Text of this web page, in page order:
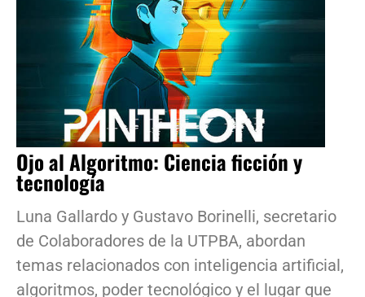
Ojo al Algoritmo: Ciencia ficción y
tecnología
Luna Gallardo y Gustavo Borinelli, secretario
de Colaboradores de la UTPBA, abordan
temas relacionados con inteligencia artificial,
algoritmos, poder tecnológico y el lugar que